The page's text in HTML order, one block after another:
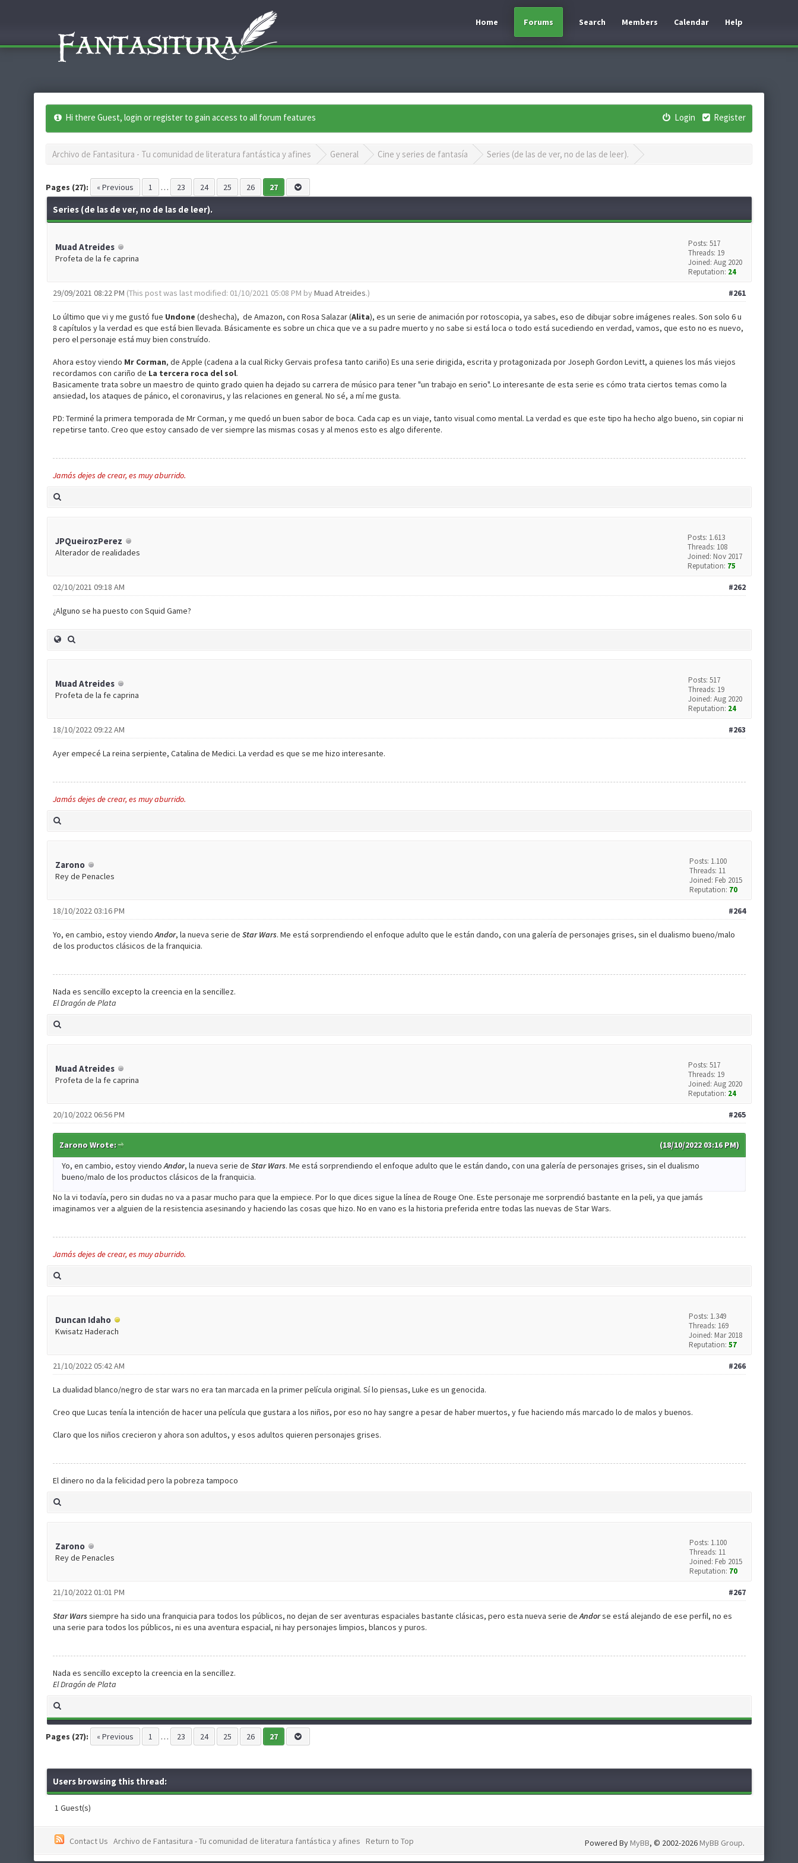
Home Forums Search Members Calendar Help
Hi there Guest, login or register to gain access to all forum features Login Register
Archivo de Fantasitura - Tu comunidad de literatura fantástica y afines General Cine y series de fantasía Series (de las de ver, no de las de leer).
Pages (27): « Previous 1 … 23 24 25 26 27
Series (de las de ver, no de las de leer).
Muad Atreides
Profeta de la fe caprina
Posts: 517
Threads: 19
Joined: Aug 2020
Reputation: 24
#261
29/09/2021 08:22 PM (This post was last modified: 01/10/2021 05:08 PM by Muad Atreides.)
Lo último que vi y me gustó fue Undone (deshecha), de Amazon, con Rosa Salazar (Alita), es un serie de animación por rotoscopia, ya sabes, eso de dibujar sobre imágenes reales. Son solo 6 u
8 capítulos y la verdad es que está bien llevada. Básicamente es sobre un chica que ve a su padre muerto y no sabe si está loca o todo está sucediendo en verdad, vamos, que esto no es nuevo,
pero el personaje está muy bien construído.
Ahora estoy viendo Mr Corman, de Apple (cadena a la cual Ricky Gervais profesa tanto cariño) Es una serie dirigida, escrita y protagonizada por Joseph Gordon Levitt, a quienes los más viejos
recordamos con cariño de La tercera roca del sol.
Basicamente trata sobre un maestro de quinto grado quien ha dejado su carrera de músico para tener "un trabajo en serio". Lo interesante de esta serie es cómo trata ciertos temas como la
ansiedad, los ataques de pánico, el coronavirus, y las relaciones en general. No sé, a mí me gusta.
PD: Terminé la primera temporada de Mr Corman, y me quedó un buen sabor de boca. Cada cap es un viaje, tanto visual como mental. La verdad es que este tipo ha hecho algo bueno, sin copiar ni
repetirse tanto. Creo que estoy cansado de ver siempre las mismas cosas y al menos esto es algo diferente.
Jamás dejes de crear, es muy aburrido.
JPQueirozPerez
Alterador de realidades
Posts: 1.613
Threads: 108
Joined: Nov 2017
Reputation: 75
#262
02/10/2021 09:18 AM
¿Alguno se ha puesto con Squid Game?
Muad Atreides
Profeta de la fe caprina
Posts: 517
Threads: 19
Joined: Aug 2020
Reputation: 24
#263
18/10/2022 09:22 AM
Ayer empecé La reina serpiente, Catalina de Medici. La verdad es que se me hizo interesante.
Jamás dejes de crear, es muy aburrido.
Zarono
Rey de Penacles
Posts: 1.100
Threads: 11
Joined: Feb 2015
Reputation: 70
#264
18/10/2022 03:16 PM
Yo, en cambio, estoy viendoAndor, la nueva serie de Star Wars. Me está sorprendiendo el enfoque adulto que le están dando, con una galería de personajes grises, sin el dualismo bueno/malo
de los productos clásicos de la franquicia.
Nada es sencillo excepto la creencia en la sencillez.
El Dragón de Plata
Muad Atreides
Profeta de la fe caprina
Posts: 517
Threads: 19
Joined: Aug 2020
Reputation: 24
#265
20/10/2022 06:56 PM
(18/10/2022 03:16 PM)
Zarono Wrote:
Yo, en cambio, estoy viendoAndor, la nueva serie de Star Wars. Me está sorprendiendo el enfoque adulto que le están dando, con una galería de personajes grises, sin el dualismo
bueno/malo de los productos clásicos de la franquicia.
No la vi todavía, pero sin dudas no va a pasar mucho para que la empiece. Por lo que dices sigue la línea de Rouge One. Este personaje me sorprendió bastante en la peli, ya que jamás
imaginamos ver a alguien de la resistencia asesinando y haciendo las cosas que hizo. No en vano es la historia preferida entre todas las nuevas de Star Wars.
Jamás dejes de crear, es muy aburrido.
Duncan Idaho
Kwisatz Haderach
Posts: 1.349
Threads: 169
Joined: Mar 2018
Reputation: 57
#266
21/10/2022 05:42 AM
La dualidad blanco/negro de star wars no era tan marcada en la primer película original. Sí lo piensas, Luke es un genocida.
Creo que Lucas tenía la intención de hacer una película que gustara a los niños, por eso no hay sangre a pesar de haber muertos, y fue haciendo más marcado lo de malos y buenos.
Claro que los niños crecieron y ahora son adultos, y esos adultos quieren personajes grises.
El dinero no da la felicidad pero la pobreza tampoco
Zarono
Rey de Penacles
Posts: 1.100
Threads: 11
Joined: Feb 2015
Reputation: 70
#267
21/10/2022 01:01 PM
Star Warssiempre ha sido una franquicia para todos los públicos, no dejan de ser aventuras espaciales bastante clásicas, pero esta nueva serie deAndorse está alejando de ese perfil, no es
una serie para todos los públicos, ni es una aventura espacial, ni hay personajes limpios, blancos y puros.
Nada es sencillo excepto la creencia en la sencillez.
El Dragón de Plata
Pages (27): « Previous 1 … 23 24 25 26 27
Users browsing this thread:
1 Guest(s)
Contact Us Archivo de Fantasitura - Tu comunidad de literatura fantástica y afines Return to Top Powered ByMyBB, © 2002-2026MyBB Group.